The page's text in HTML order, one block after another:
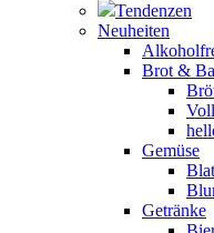
Tendenzen
Neuheiten
Brot &
Gemüse
Getränke